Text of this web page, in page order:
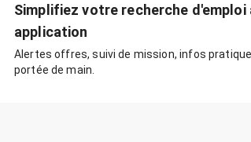
Simplifiez votre recherche d'emploi
application
Alertes offres, suivi de mission, infos
portée de main.